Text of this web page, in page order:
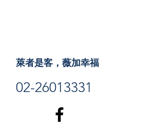
萊者是客，薇加幸福
02-26013331